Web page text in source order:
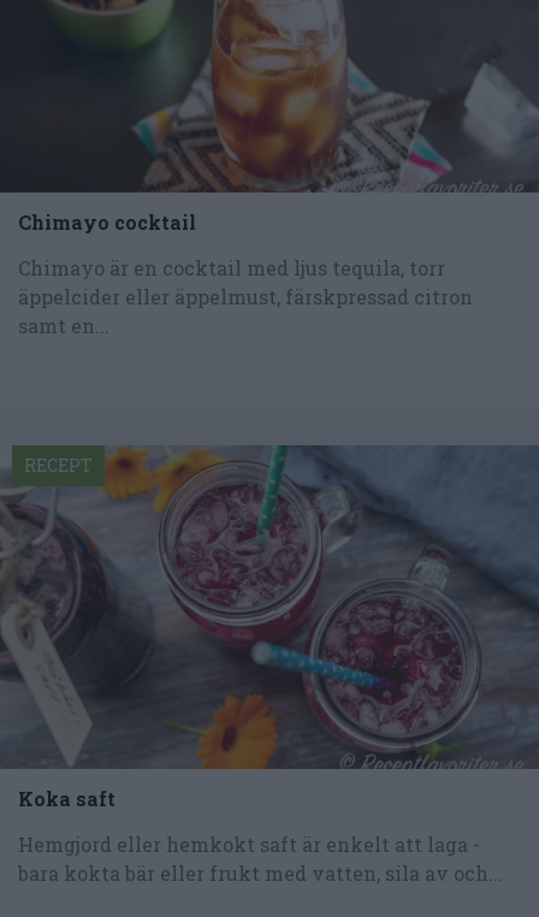
Chimayo cocktail
Chimayo är en cocktail med ljus tequila, torr
äppelcider eller äppelmust, färskpressad citron
samt en...
Koka saft
Hemgjord eller hemkokt saft är enkelt att laga -
bara kokta bär eller frukt med vatten, sila av och...
RECEPT